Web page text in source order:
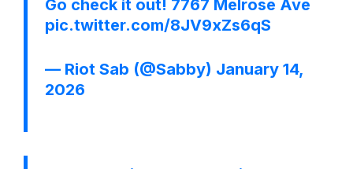
Go check it out! 7767 Melrose Ave
pic.twitter.com/8JV9xZs6qS
— Riot Sab (@Sabby) January 14,
2026